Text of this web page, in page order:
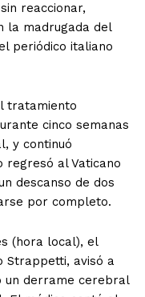
reaccionar,
la madrugada del
periódico italiano
tratamiento
cinco semanas
y continuó
regresó al Vaticano
descanso de dos
por completo.
(hora local), el
Strappetti, avisó a
un derrame cerebral